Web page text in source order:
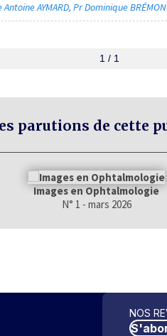
AYMARD Pr Dominique
1 / 1
parutions de cette
Images en Ophtalmologie
N° 1 - mars 2026
NOS